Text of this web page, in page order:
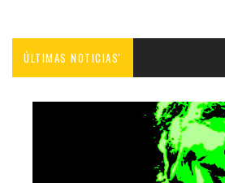
ÚLTIMAS NOTICIAS'